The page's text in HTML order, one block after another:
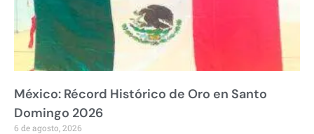
México: Récord Histórico de Oro en Santo
Domingo 2026
6 de agosto, 2026